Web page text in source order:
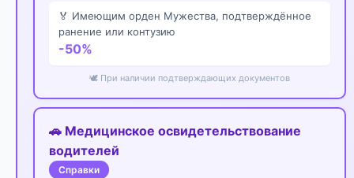
🏅 Имеющим орден Мужества, подтверждённое
ранение или контузию
-50%
🕊️ При наличии подтверждающих документов
🚗 Медицинское освидетельствование
водителей
Справки